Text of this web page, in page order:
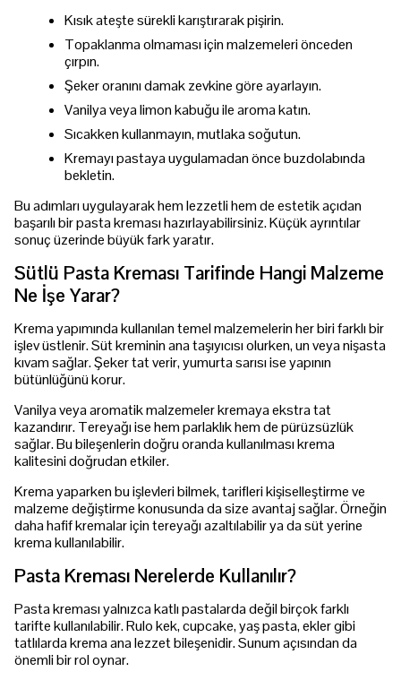
Kısık ateşte sürekli karıştırarak pişirin.
Topaklanma olmaması için malzemeleri önceden
çırpın.
Şeker oranını damak zevkine göre ayarlayın.
Vanilya veya limon kabuğu ile aroma katın.
Sıcakken kullanmayın, mutlaka soğutun.
Kremayı pastaya uygulamadan önce buzdolabında
bekletin.
Bu adımları uygulayarak hem lezzetli hem de estetik açıdan
başarılı bir pasta kreması hazırlayabilirsiniz. Küçük ayrıntılar
sonuç üzerinde büyük fark yaratır.
Sütlü Pasta Kreması Tarifinde Hangi Malzeme
Ne İşe Yarar?
Krema yapımında kullanılan temel malzemelerin her biri farklı bir
işlev üstlenir. Süt kreminin ana taşıyıcısı olurken, un veya nişasta
kıvam sağlar. Şeker tat verir, yumurta sarısı ise yapının
bütünlüğünü korur.
Vanilya veya aromatik malzemeler kremaya ekstra tat
kazandırır. Tereyağı ise hem parlaklık hem de pürüzsüzlük
sağlar. Bu bileşenlerin doğru oranda kullanılması krema
kalitesini doğrudan etkiler.
Krema yaparken bu işlevleri bilmek, tarifleri kişiselleştirme ve
malzeme değiştirme konusunda da size avantaj sağlar. Örneğin
daha hafif kremalar için tereyağı azaltılabilir ya da süt yerine
krema kullanılabilir.
Pasta Kreması Nerelerde Kullanılır?
Pasta kreması yalnızca katlı pastalarda değil birçok farklı
tarifte kullanılabilir. Rulo kek, cupcake, yaş pasta, ekler gibi
tatlılarda krema ana lezzet bileşenidir. Sunum açısından da
önemli bir rol oynar.